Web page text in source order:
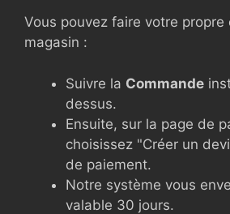
Vous pouvez faire votre
magasin :
Suivre la Commande
dessus.
Ensuite, sur la page de
choisissez "Créer un
de paiement.
Notre système vous
valable 30 jours.